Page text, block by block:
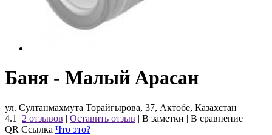
Баня - Малый Арасан
ул. Султанмахмута Торайгырова, 37, Актобе, Казахстан
4.1
2 отзывов | Оставить отзыв | В заметки | В сравнение
QR Ссылка Что это?